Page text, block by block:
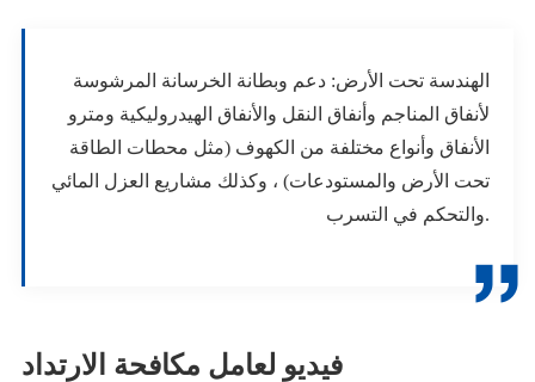
الهندسة تحت الأرض: دعم وبطانة الخرسانة المرشوسة
لأنفاق المناجم وأنفاق النقل والأنفاق الهيدروليكية ومترو
الأنفاق وأنواع مختلفة من الكهوف (مثل محطات الطاقة
تحت الأرض والمستودعات) ، وكذلك مشاريع العزل المائي
والتحكم في التسرب.

فيديو لعامل مكافحة الارتداد